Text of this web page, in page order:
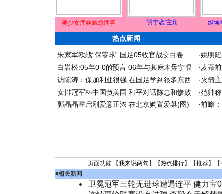
美少女库娃尴尬性事 “羽宁恋”主角 维埃
热点新闻
·朱家军欧战“保零球” 国足05收官战交白卷
·白岩松:05年0-0的预言 06年与其麻木毋宁恨
·访陈涛：保加利亚很强 在国足学到很多东西
·女排冠军杯中国负美国 和平对话陈忠和惨败
·郭晶晶霍启刚爱意正浓 在北京购置爱巢(图)
·姚明
·麦蒂
·火箭
·范帅
·前瞻
页面功能 【我来说两句 】【热点排行】【推荐】【
■相关新闻
卫冕冠军三轮无进球遭遇连平 健力宝